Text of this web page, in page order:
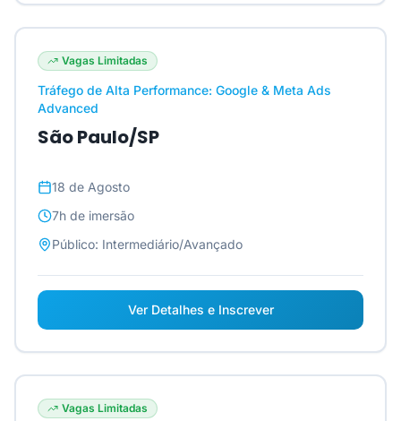
Vagas Limitadas
Tráfego de Alta Performance: Google & Meta Ads
Advanced
São Paulo/SP
18 de Agosto
7h de imersão
Público: Intermediário/Avançado
Ver Detalhes e Inscrever
Vagas Limitadas